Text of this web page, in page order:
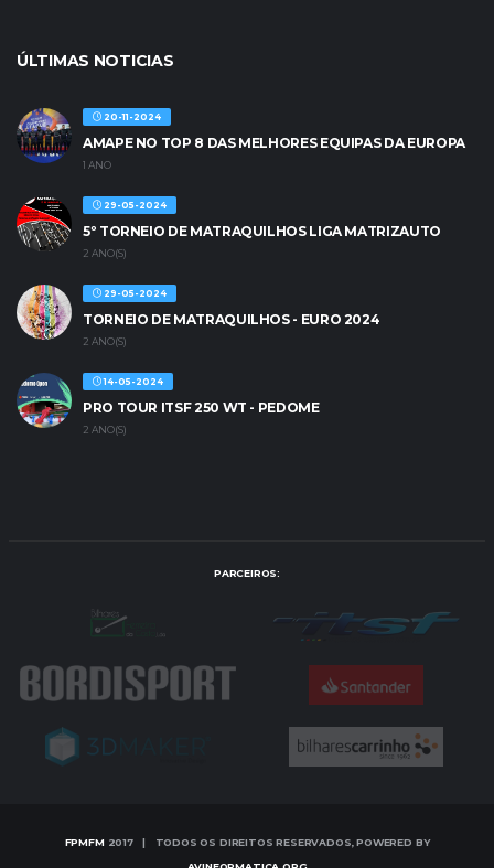
ÚLTIMAS NOTICIAS
20-11-2024
AMAPE NO TOP 8 DAS MELHORES EQUIPAS DA EUROPA
1 ANO
29-05-2024
5º TORNEIO DE MATRAQUILHOS LIGA MATRIZAUTO
2 ANO(S)
29-05-2024
TORNEIO DE MATRAQUILHOS - EURO 2024
2 ANO(S)
14-05-2024
PRO TOUR ITSF 250 WT - PEDOME
2 ANO(S)
PARCEIROS:
FPMFM2017 | TODOS OS DIREITOS RESERVADOS, POWERED BY